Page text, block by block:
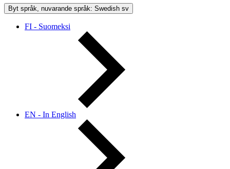
Byt språk, nuvarande språk: Swedish sv
FI - Suomeksi
EN - In English